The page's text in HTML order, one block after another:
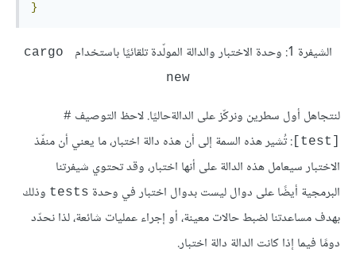
}
الشيفرة 1: وحدة الاختبار والدالة المولّدة تلقائيًا باستخدام
cargo
new
لنتجاهل أول سطرين ونركّز على الدالةحاليًا. لاحظ التوصيف ‎#
[test]‎ : تُشير هذه السمة إلى أن هذه دالة اختبار، ما يعني أن منفّذ
الاختبار سيعامل هذه الدالة على أنها اختبار، وقد تحتوي شيفرتنا
البرمجية أيضًا على دوال ليست بدوال اختبار في وحدة tests وذلك
بهدف مساعدتنا لضبط حالات معينة، أو إجراء عمليات شائعة، لذا نحدّد
دومًا فيما إذا كانت الدالة دالة اختبار.